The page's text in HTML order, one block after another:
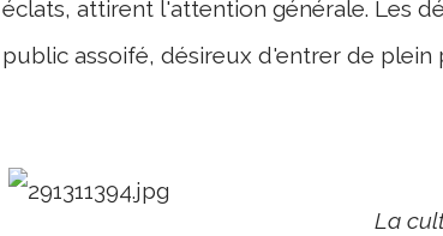
éclats, attirent l'attention générale. Les
public assoifé, désireux d'entrer de plein
La